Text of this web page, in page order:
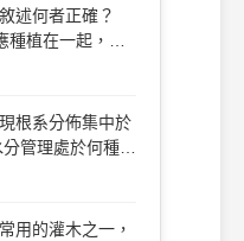
株可慢慢成長減
述何者正確？
種植在一起，可
(B)澆水時不應
待土壤乾燥後才
多次讓植栽隨時
根系分佈集中於
管理處於何種狀
濕 (C)水分適中
用的灌木之一，